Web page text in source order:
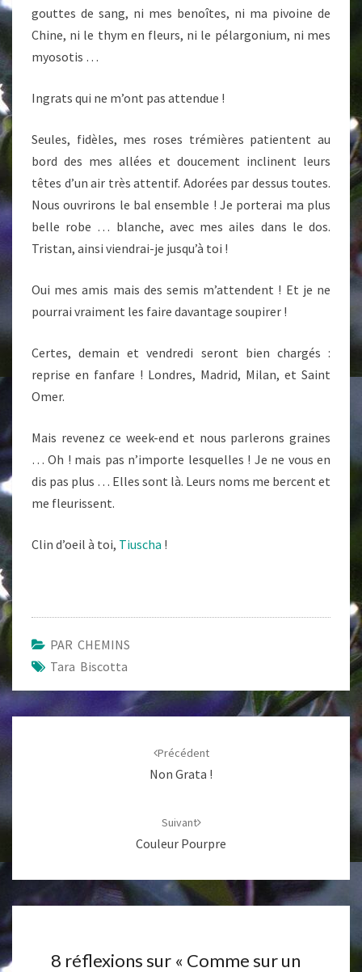
gouttes de sang, ni mes benoîtes, ni ma pivoine de
Chine, ni le thym en fleurs, ni le pélargonium, ni mes
myosotis …
Ingrats qui ne m’ont pas attendue !
Seules, fidèles, mes roses trémières patientent au
bord des mes allées et doucement inclinent leurs
têtes d’un air très attentif. Adorées par dessus toutes.
Nous ouvrirons le bal ensemble ! Je porterai ma plus
belle robe … blanche, avec mes ailes dans le dos.
Tristan, ainsi viendrai-je jusqu’à toi !
Oui mes amis mais des semis m’attendent ! Et je ne
pourrai vraiment les faire davantage soupirer !
Certes, demain et vendredi seront bien chargés :
reprise en fanfare ! Londres, Madrid, Milan, et Saint
Omer.
Mais revenez ce week-end et nous parlerons graines
… Oh ! mais pas n’importe lesquelles ! Je ne vous en
dis pas plus … Elles sont là. Leurs noms me bercent et
me fleurissent.
Clin d’oeil à toi, Tiuscha !
PAR CHEMINS
Tara Biscotta
d'article
Précédent
Non Grata !
Suivant
Couleur Pourpre
8 réflexions sur « Comme sur un